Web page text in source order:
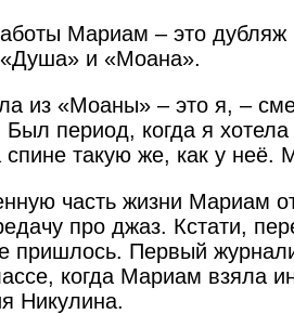
Мариам – это
и «Моана».
из «Моаны» – это я, –
период, когда я хотела
спине такую же, как у неё.
часть жизни Мариам
про джаз. Кстати,
пришлось. Первый
когда Мариам взяла
Никулина.